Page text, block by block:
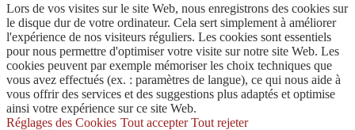
Lors de vos visites sur le site Web, nous enregistrons des cookies sur
le disque dur de votre ordinateur. Cela sert simplement à améliorer
l'expérience de nos visiteurs réguliers. Les cookies sont essentiels
pour nous permettre d'optimiser votre visite sur notre site Web. Les
cookies peuvent par exemple mémoriser les choix techniques que
vous avez effectués (ex. : paramètres de langue), ce qui nous aide à
vous offrir des services et des suggestions plus adaptés et optimise
ainsi votre expérience sur ce site Web.
Réglages des Cookies Tout accepter Tout rejeter